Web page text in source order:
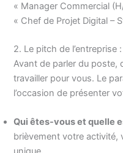
« Manager Commercial
« Chef de Projet Digital –
2. Le pitch de
Avant de parler du poste,
travailler pour vous. Le
l’occasion de présenter
Qui êtes-vous et quelle
brièvement votre activité,